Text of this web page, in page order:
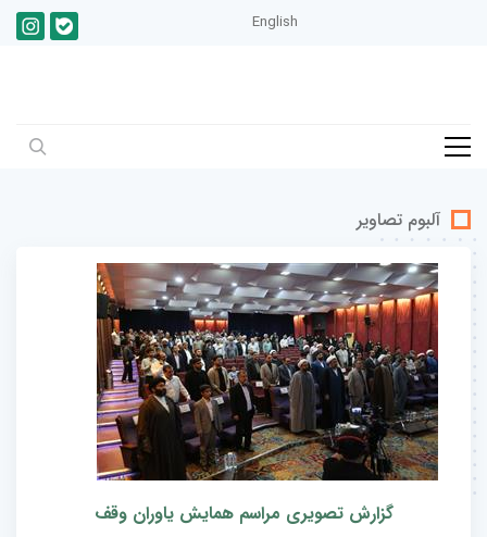
English
آلبوم تصاویر
گزارش تصویری مراسم همایش یاوران وقف